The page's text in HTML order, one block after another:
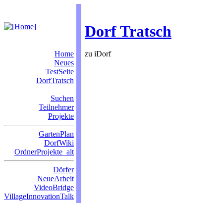
Dorf Tratsch
Home
Neues
TestSeite
DorfTratsch
Suchen
Teilnehmer
Projekte
GartenPlan
DorfWiki
OrdnerProjekte_alt
Dörfer
NeueArbeit
VideoBridge
VillageInnovationTalk
zu iDorf